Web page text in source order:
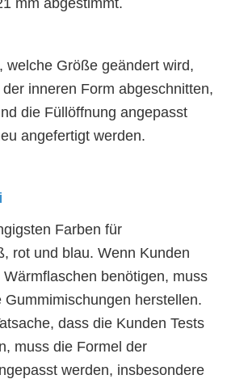
mm abgestimmt.
welche Größe geändert wird,
inneren Form abgeschnitten,
die Füllöffnung angepasst
angefertigt werden.
Farben für
rot und blau. Wenn Kunden
benötigen, muss
herstellen.
dass die Kunden Tests
muss die Formel der
werden, insbesondere